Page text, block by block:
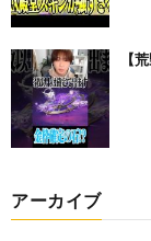
【
アーカイブ